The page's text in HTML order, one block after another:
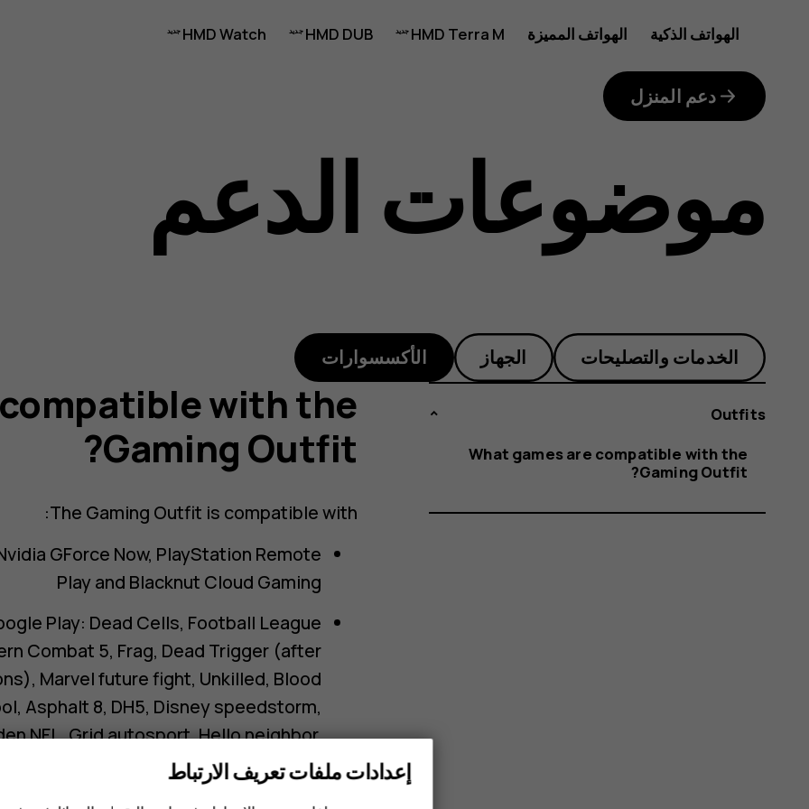
What
games
are
compatible
with
the
الهواتف الذكية الهواتف المميزة HMD Terra M
HMD DUB
HMD Watch
دعم المنزل
موضوعات الدعم
الخدمات والتصليحات الجهاز الأكسسوارات
Outfits
What games are compatible with the
Gaming Outfit?
with the
Gaming Outfit?
The Gaming Outfit is compatible with:
GForce Now, PlayStation Remote
Play and Blacknut Cloud Gaming
Play: Dead Cells, Football League
Combat 5, Frag, Dead Trigger (after
Marvel future fight, Unkilled, Blood
Asphalt 8, DH5, Disney speedstorm,
NFL, Grid autosport, Hello neighbor,
of Ronin, Football League 2025,
of Fantasy, Lego StarWars: the
إعدادات ملفات تعريف الارتباط